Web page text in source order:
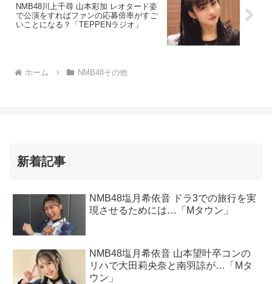
NMB48川上千尋 山本彩加 レオタード姿
で公演をすればファンの応募倍率がすご
いことになる？「TEPPENラジオ」
ホーム NMB48その他
新着記事
NMB48塩月希依音 ドラ3での旅行を実
現させるためには…「Mタウン」
NMB48塩月希依音 山本望叶卒コンの
リハで大田莉央奈と南羽諒が…「Mタ
ウン」